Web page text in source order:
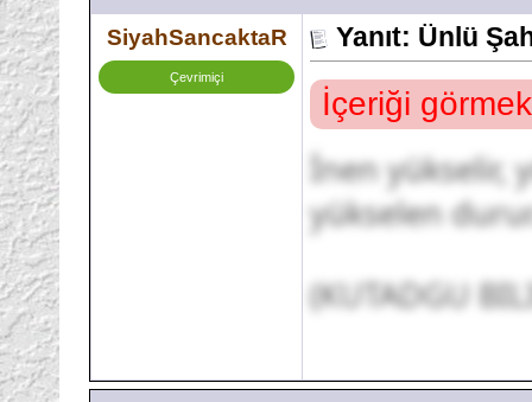
SiyahSancaktaR
Çevrimiçi
Yanıt: Ünlü
İçeriği
İnen yükselir,
yükselen
(KUTADGU